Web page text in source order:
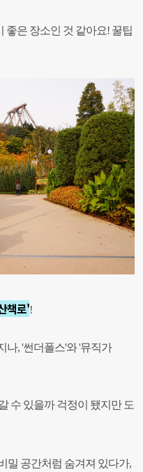
좋은 장소인 것 같아요! 꿀팁
책로'!
나,'썬더폴스'와 '뮤직가
수 있을까 걱정이 됐지만 도
밀 공간처럼 숨겨져 있다가,